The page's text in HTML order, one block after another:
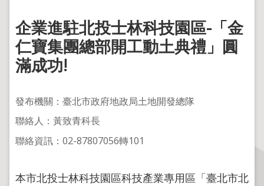
社
子
島
劃
公
共
企業進駐北投士林科技園區-「金
仁寶集團總部開工動土典禮」圓
滿成功!
發布機關：臺北市政府地政局土地開發總隊
聯絡人：黃致青科長
聯絡資訊：02-87807056轉101
本市北投士林科技園區科技產業專用區「臺北市北